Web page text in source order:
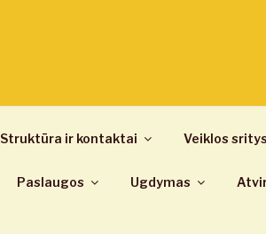
Struktūra ir kontaktai Veiklos sritys
Paslaugos Ugdymas